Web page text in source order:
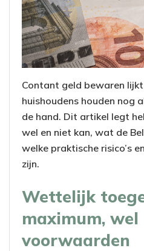
Contant geld bewaren
huishoudens houden nog
de hand. Dit artikel legt
wel en niet kan, wat de
welke praktische risico’s
zijn.
Wettelijk
maximum, wel
voorwaarden